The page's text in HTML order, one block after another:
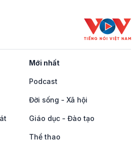
Mới nhất
Podcast
Đời sống - Xã hội
Giáo dục - Đào tạo
Thể thao